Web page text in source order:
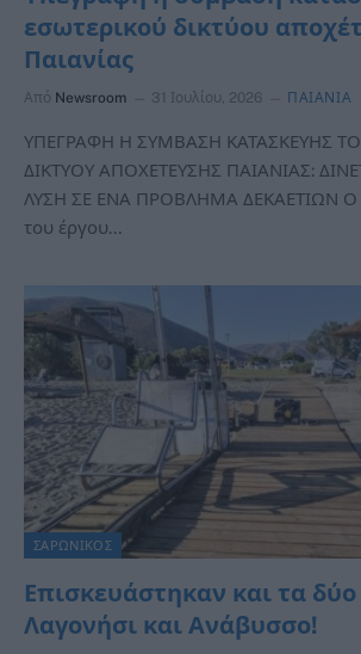
εσωτερικού δικτύου
Παιανίας
Από Newsroom 31 Ιουλίου, 2026 ΠΑΙΑΝΙΑ
ΥΠΕΓΡΑΦΗ Η ΣΥΜΒΑΣΗ ΚΑΤΑΣΚΕΥΗΣ
ΔΙΚΤΥΟΥ ΑΠΟΧΕΤΕΥΣΗΣ ΠΑΙΑΝΙΑΣ:
ΛΥΣΗ ΣΕ ΕΝΑ ΠΡΟΒΛΗΜΑ ΔΕΚΑΕΤΙΩΝ Ο
του έργου…
ΣΑΡΩΝΙΚΟΣ
Επισκευάστηκαν και τα
Λαγονήσι και Ανάβυσσο!